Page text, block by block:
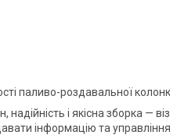
паливо-роздавальної
надійність і якісна зборка —
інформацію та